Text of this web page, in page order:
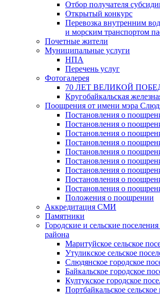
Отбор получателя
Открытый конкурс
Перевозка внутренним
и морским транспортом
Почетные жители
Муниципальные услуги
НПА
Перечень услуг
Фотогалерея
70 ЛЕТ ВЕЛИКОЙ
Кругобайкальская
Поощрения от имени мэра
Постановления о
Постановления о
Постановления о
Постановления о
Постановления о
Постановления о
Постановления о
Постановления о
Постановления о
Положения о поощрении
Аккредитация СМИ
Памятники
Городские и сельские
района
Маритуйское сельское
Утуликское сельское
Слюдянское городское
Байкальское городское
Култукское городское
Портбайкальское сельское